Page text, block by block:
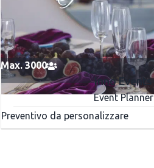
Max. 3000
Inno Events
Event Planner
Preventivo da personalizzare